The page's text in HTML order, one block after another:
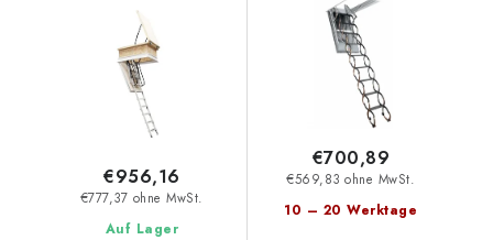
Auf Lager
€777,37 ohne MwSt.
€956,16
10 – 20 Werktage
€569,83 ohne MwSt.
€700,89